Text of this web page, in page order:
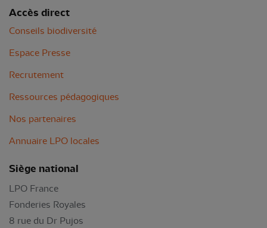
Accès direct
Conseils biodiversité
Espace Presse
Recrutement
Ressources pédagogiques
Nos partenaires
Annuaire LPO locales
Siège national
LPO France
Fonderies Royales
8 rue du Dr Pujos